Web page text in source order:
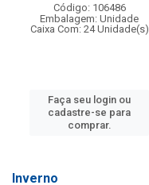
Código: 106486
Embalagem: Unidade
Caixa Com: 24 Unidade(s)
Faça seu login ou
cadastre-se para
comprar.
Inverno